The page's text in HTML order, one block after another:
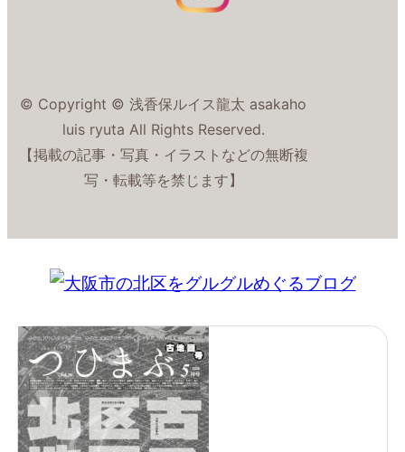
© Copyright © 浅香保ルイス龍太 asakaho
luis ryuta All Rights Reserved.
【掲載の記事・写真・イラストなどの無断複
写・転載等を禁じます】